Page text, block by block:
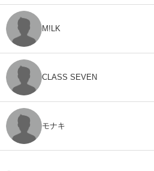
M!LK
CLASS SEVEN
モナキ